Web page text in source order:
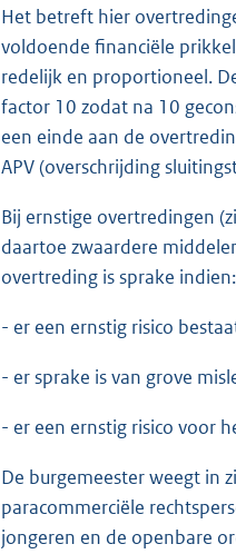
Het betreft hier
voldoende financiële
redelijk en proportioneel.
factor 10 zodat na 10
een einde aan de
APV (overschrijding
Bij ernstige overtredingen
daartoe zwaardere
overtreding is sprake indien:
- er een ernstig risico
- er sprake is van grove
- er een ernstig risico voor
De burgemeester weegt in
paracommerciële
jongeren en de openbare